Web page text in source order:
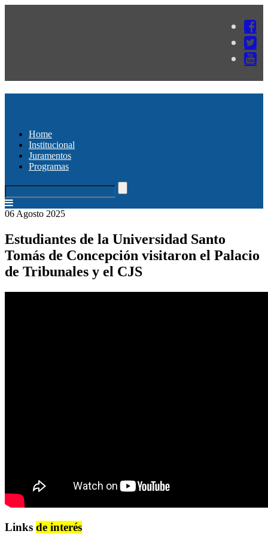
Home
Institucional
Juramentos
Programas
06 Agosto 2025
Estudiantes de la Universidad Santo
Tomás de Concepción visitaron el Palacio
de Tribunales y el CJS
Links de interés